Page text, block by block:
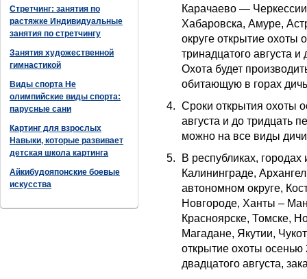
Стретчинг: занятия по
растяжке Индивидуальные
занятия по стретчингу
Занятия художественной
гимнастикой
Виды спорта Не
олимпийские виды спорта:
парусные сани
Картинг для взрослых
Навыки, которые развивает
детская школа картинга
Айкибудояпонские боевые
искусства
Карачаево —
Хабаровска, Амуре,
округе открытие охоты
тринадцатого августа
Охота будет
обитающую в горах
Сроки открытия охоты
августа и до тридцать
можно на все виды
В республиках,
Калининграде,
автономном округе,
Новгороде, Ханты –
Красноярске, Томске,
Магадане, Якутии,
открытие охоты осенью
двадцатого августа,